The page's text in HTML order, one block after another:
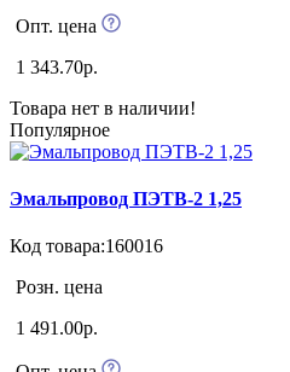
Опт. цена
1 343.70р.
Товара нет в наличии!
Популярное
Эмальпровод ПЭТВ-2 1,25
Код товара:160016
Розн. цена
1 491.00р.